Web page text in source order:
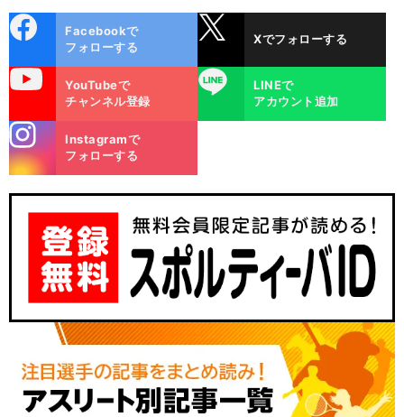
ok
Facebookで
フォローする
Xでフォローする
YouTubeで
チャンネル登録
LINE
LINEで
アカウント追加
m
Instagramで
フォローする